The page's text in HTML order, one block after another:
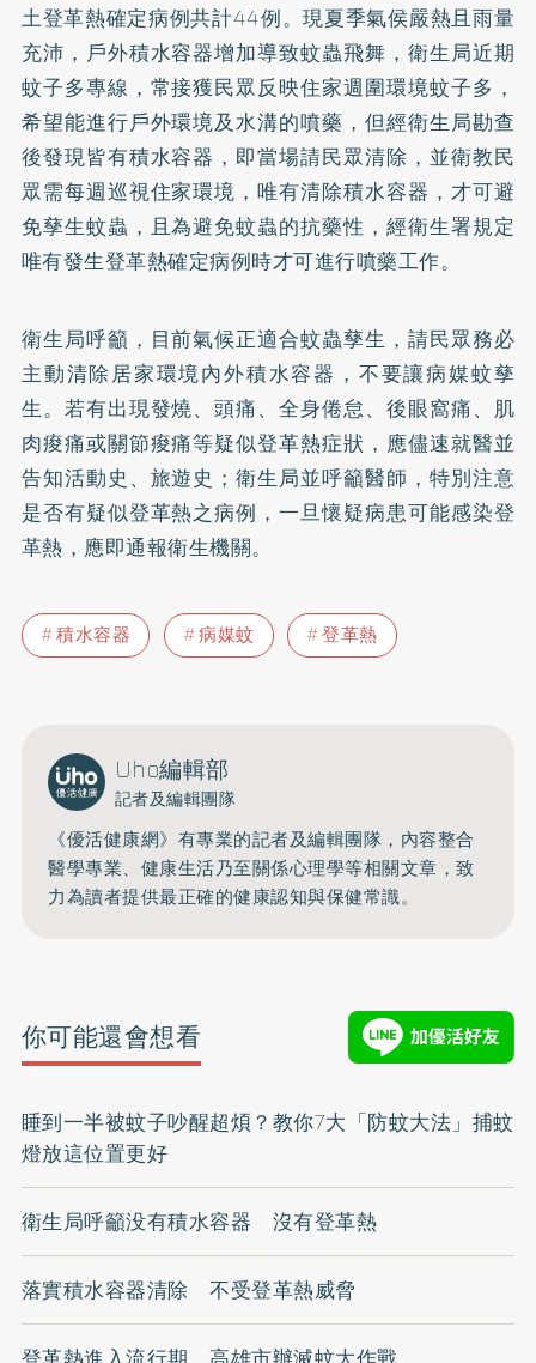
土登革熱確定病例共計44例。現夏季氣侯嚴熱且雨量
充沛，戶外積水容器增加導致蚊蟲飛舞，衛生局近期
蚊子多專線，常接獲民眾反映住家週圍環境蚊子多，
希望能進行戶外環境及水溝的噴藥，但經衛生局勘查
後發現皆有積水容器，即當場請民眾清除，並衛教民
眾需每週巡視住家環境，唯有清除積水容器，才可避
免孳生蚊蟲，且為避免蚊蟲的抗藥性，經衛生署規定
唯有發生登革熱確定病例時才可進行噴藥工作。
衛生局呼籲，目前氣候正適合蚊蟲孳生，請民眾務必
主動清除居家環境內外積水容器，不要讓病媒蚊孳
生。若有出現發燒、頭痛、全身倦怠、後眼窩痛、肌
肉痠痛或關節痠痛等疑似登革熱症狀，應儘速就醫並
告知活動史、旅遊史；衛生局並呼籲醫師，特別注意
是否有疑似登革熱之病例，一旦懷疑病患可能感染登
革熱，應即通報衛生機關。
積水容器 病媒蚊 登革熱
Uho編輯部
記者及編輯團隊
《優活健康網》有專業的記者及編輯團隊，內容整合
醫學專業、健康生活乃至關係心理學等相關文章，致
力為讀者提供最正確的健康認知與保健常識。
你可能還會想看
睡到一半被蚊子吵醒超煩？教你7大「防蚊大法」捕蚊
燈放這位置更好
衛生局呼籲没有積水容器 沒有登革熱
落實積水容器清除 不受登革熱威脅